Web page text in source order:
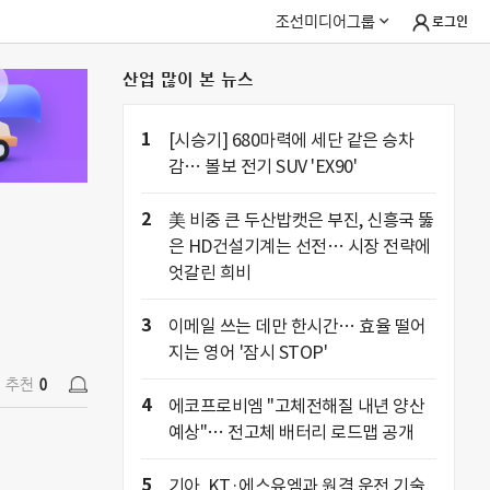
조선미디어그룹 로그인
추천 0
산업 많이 본 뉴스